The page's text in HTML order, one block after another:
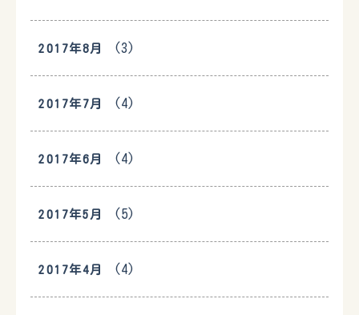
2017年8月 (3)
2017年7月 (4)
2017年6月 (4)
2017年5月 (5)
2017年4月 (4)